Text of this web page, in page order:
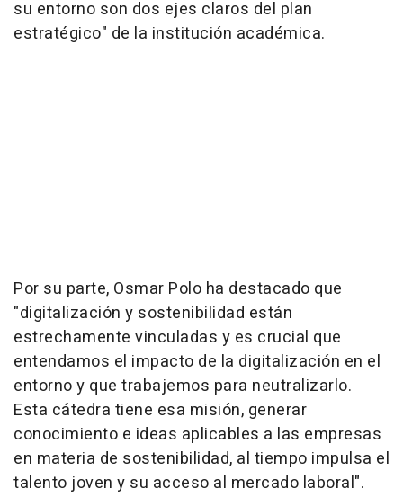
su entorno son dos ejes claros del plan
estratégico" de la institución académica.
Por su parte, Osmar Polo ha destacado que
"digitalización y sostenibilidad están
estrechamente vinculadas y es crucial que
entendamos el impacto de la digitalización en el
entorno y que trabajemos para neutralizarlo.
Esta cátedra tiene esa misión, generar
conocimiento e ideas aplicables a las empresas
en materia de sostenibilidad, al tiempo impulsa el
talento joven y su acceso al mercado laboral".